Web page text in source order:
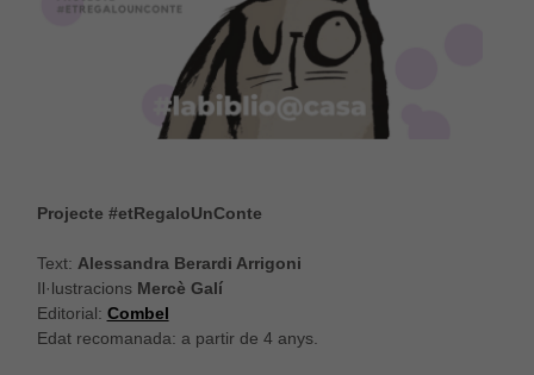
Projecte #etRegaloUnConte
Text: Alessandra Berardi Arrigoni
Il·lustracions Mercè Galí
Editorial: Combel
Edat recomanada: a partir de 4 anys.